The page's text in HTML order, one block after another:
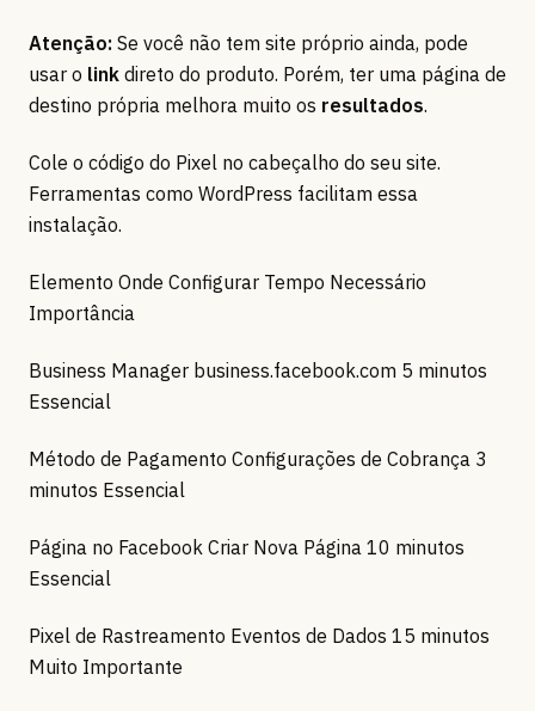
Atenção: Se você não tem site próprio ainda, pode
usar o link direto do produto. Porém, ter uma página de
destino própria melhora muito os resultados.
Cole o código do Pixel no cabeçalho do seu site.
Ferramentas como WordPress facilitam essa
instalação.
Elemento Onde Configurar Tempo Necessário
Importância
Business Manager business.facebook.com 5 minutos
Essencial
Método de Pagamento Configurações de Cobrança 3
minutos Essencial
Página no Facebook Criar Nova Página 10 minutos
Essencial
Pixel de Rastreamento Eventos de Dados 15 minutos
Muito Importante